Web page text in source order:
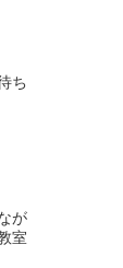
ち
が
室